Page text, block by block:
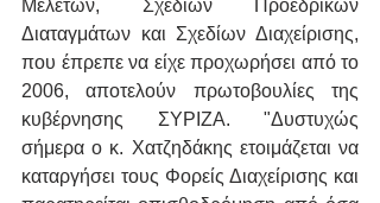
Μελετών, Σχεδίων Προεδρικών
Διαταγμάτων και Σχεδίων Διαχείρισης,
που έπρεπε να είχε προχωρήσει από το
2006, αποτελούν πρωτοβουλίες της
κυβέρνησης ΣΥΡΙΖΑ. "Δυστυχώς
σήμερα ο κ. Χατζηδάκης ετοιμάζεται να
καταργήσει τους Φορείς Διαχείρισης και